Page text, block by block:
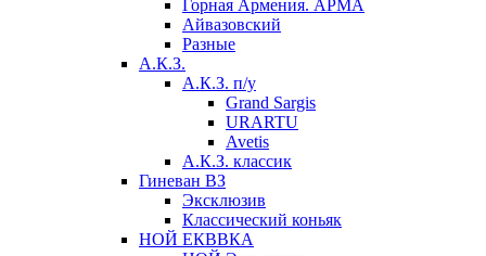
Горная Армения. АРМА
Айвазовский
Разные
А.К.З.
А.К.З. п/у
Grand Sargis
URARTU
Avetis
А.К.З. классик
Гиневан ВЗ
Эксклюзив
Классический коньяк
НОЙ ЕКВВКА